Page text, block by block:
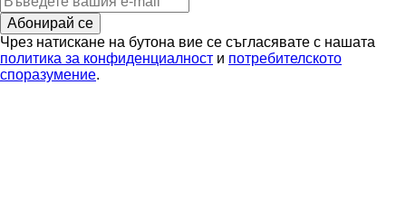
Абонирай се
Чрез натискане на бутона вие се съгласявате с нашата
политика за конфиденциалност и потребителското
споразумение.